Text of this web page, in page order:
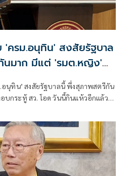
'ครม.อนุทิน' สงสัยรัฐบาล
มาก มีแต่ 'รมต.หญิง'
.อนุทิน’ สงสัยรัฐบาลนี้ พึ่งสุภาพสตรีกัน
บกระทู้ สว. โอด วันนี้กินแห้วอีกแล้ว
รอ